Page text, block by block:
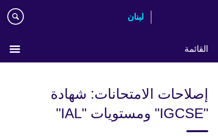
لبنان
القائمة
language
إصلاحات الامتحانات: شهادة
"IGCSE" ومستويات "IAL"